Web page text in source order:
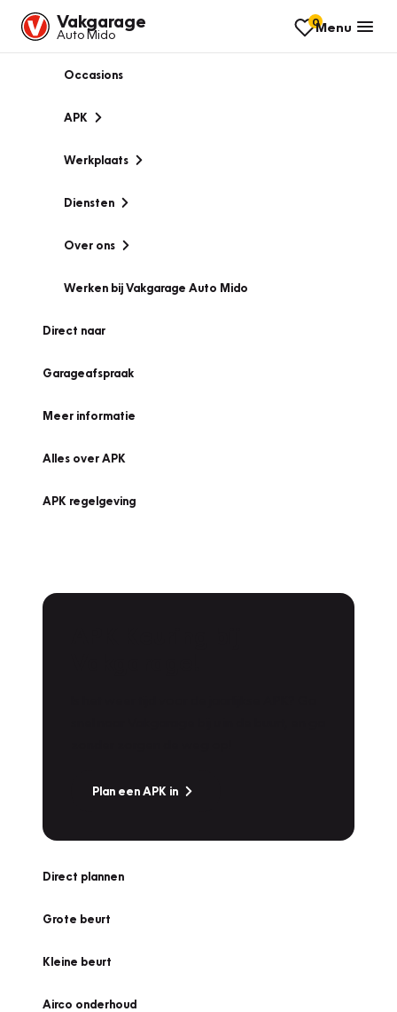
Vakgarage
Auto Mido
0Menu
Occasions
APK
Werkplaats
Diensten
Over ons
Werken bij Vakgarage Auto Mido
Direct naar
Garageafspraak
Meer informatie
Alles over APK
APK regelgeving
Plan een APK in
Direct plannen
Grote beurt
Kleine beurt
Airco onderhoud